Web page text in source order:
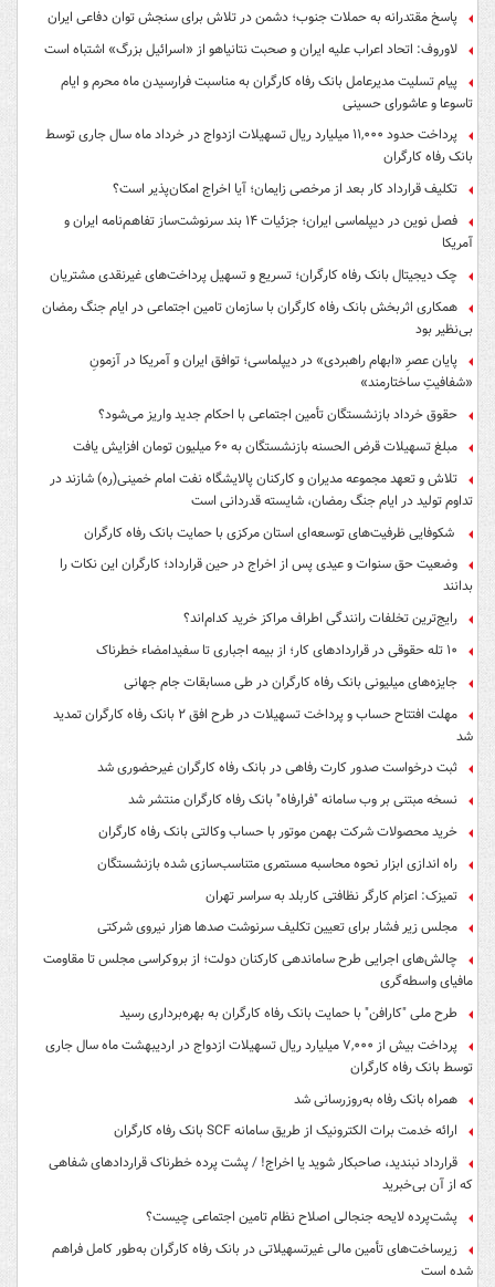
پاسخ مقتدرانه به حملات جنوب؛ دشمن در تلاش برای سنجش توان دفاعی ایران
لاوروف: اتحاد اعراب علیه ایران و صحبت نتانیاهو از «اسرائیل بزرگ» اشتباه است
پیام تسلیت مدیرعامل بانک رفاه کارگران به مناسبت فرارسیدن ماه محرم و ایام
تاسوعا و عاشورای حسینی
پرداخت حدود ۱۱,۰۰۰ میلیارد ریال تسهیلات ازدواج در خرداد ماه سال جاری توسط
بانک رفاه کارگران
تکلیف قرارداد کار بعد از مرخصی زایمان؛ آیا اخراج امکان‌پذیر است؟
فصل نوین در دیپلماسی ایران؛ جزئیات ۱۴ بند سرنوشت‌ساز تفاهم‌نامه ایران و
آمریکا
چک دیجیتال بانک رفاه کارگران؛ تسریع و تسهیل پرداخت‌های غیرنقدی مشتریان
همکاری اثربخش بانک رفاه کارگران با سازمان تامین اجتماعی در ایام جنگ رمضان
بی‌نظیر بود
پایان عصرِ «ابهام راهبردی» در دیپلماسی؛ توافق ایران و آمریکا در آزمونِ
«شفافیتِ ساختارمند»
حقوق خرداد بازنشستگان تأمین اجتماعی با احکام جدید واریز می‌شود؟
مبلغ تسهیلات قرض الحسنه بازنشستگان به ۶۰ میلیون تومان افزایش یافت
تلاش و تعهد مجموعه مدیران و کارکنان پالایشگاه نفت امام خمینی(ره) شازند در
تداوم تولید در ایام جنگ رمضان، شایسته قدردانی است
شکوفایی ظرفیت‌های توسعه‌ای استان مرکزی با حمایت بانک رفاه کارگران
وضعیت حق سنوات و عیدی پس از اخراج در حین قرارداد؛ کارگران این نکات را
بدانند
رایج‌ترین تخلفات رانندگی اطراف مراکز خرید کدام‌اند؟
۱۰ تله حقوقی در قراردادهای کار؛ از بیمه اجباری تا سفیدامضاء خطرناک
جایزه‌های میلیونی بانک رفاه کارگران در طی مسابقات جام جهانی
مهلت افتتاح حساب و پرداخت تسهیلات در طرح افق ۲ بانک رفاه کارگران تمدید
شد
ثبت درخواست صدور کارت رفاهی در بانک رفاه کارگران غیرحضوری شد
نسخه مبتنی بر وب سامانه "فرارفاه" بانک رفاه کارگران منتشر شد
خرید محصولات شرکت بهمن موتور با حساب وکالتی بانک رفاه کارگران
راه اندازی ابزار نحوه محاسبه مستمری متناسب‌سازی شده بازنشستگان
تمیزک: اعزام کارگر نظافتی کاربلد به سراسر تهران
مجلس زیر فشار برای تعیین تکلیف سرنوشت صدها هزار نیروی شرکتی
چالش‌های اجرایی طرح ساماندهی کارکنان دولت؛ از بروکراسی مجلس تا مقاومت
مافیای واسطه‌گری
طرح ملی "کارافن" با حمایت بانک رفاه کارگران به بهره‌برداری رسید
پرداخت بیش از ۷,۰۰۰ میلیارد ریال تسهیلات ازدواج در اردیبهشت ماه سال جاری
توسط بانک رفاه کارگران
همراه بانک رفاه به‌روزرسانی شد
ارائه خدمت برات الکترونیک از طریق سامانه SCF بانک رفاه کارگران
قرارداد نبندید، صاحبکار شوید یا اخراج! / پشت پرده خطرناک قراردادهای شفاهی
که از آن بی‌خبرید
پشت‌پرده لایحه جنجالی اصلاح نظام تامین اجتماعی چیست؟
زیرساخت‌های تأمین مالی غیرتسهیلاتی در بانک رفاه کارگران به‌طور کامل فراهم
شده است